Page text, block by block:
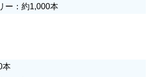
ー：約1,000本
本